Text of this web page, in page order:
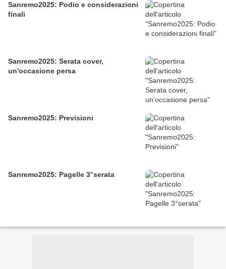
Sanremo2025: Podio e considerazioni
finali
Sanremo2025: Serata cover,
un'occasione persa
Sanremo2025: Previsioni
Sanremo2025: Pagelle 3°serata